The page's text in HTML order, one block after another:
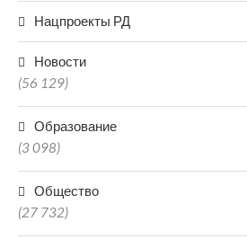
Нацпроекты РД
Новости
(56 129)
Образование
(3 098)
Общество
(27 732)